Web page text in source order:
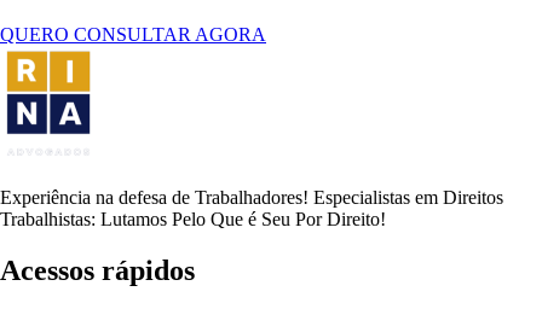
QUERO CONSULTAR AGORA
Experiência na defesa de Trabalhadores! Especialistas em Direitos
Trabalhistas: Lutamos Pelo Que é Seu Por Direito!
Acessos rápidos